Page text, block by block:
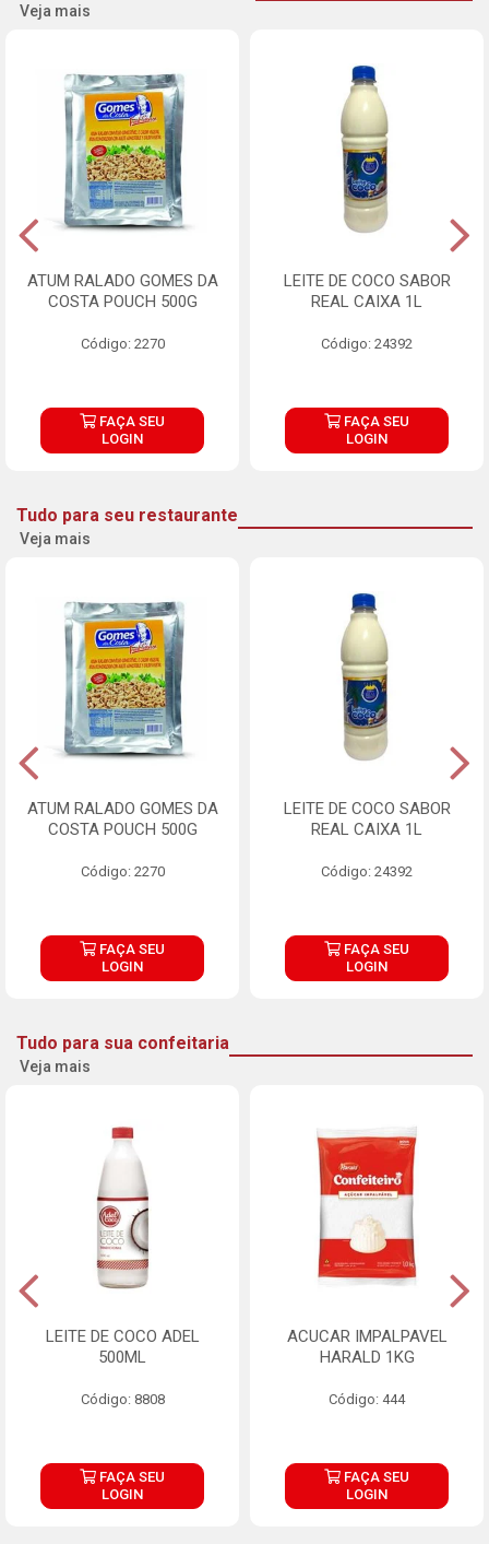
Veja mais
ATUM RALADO GOMES DA
COSTA POUCH 500G
Código: 2270
FAÇA SEU
LOGIN
LEITE DE COCO SABOR
REAL CAIXA 1L
Código: 24392
FAÇA SEU
LOGIN
Tudo para seu restaurante
Veja mais
ATUM RALADO GOMES DA
COSTA POUCH 500G
Código: 2270
FAÇA SEU
LOGIN
LEITE DE COCO SABOR
REAL CAIXA 1L
Código: 24392
FAÇA SEU
LOGIN
Tudo para sua confeitaria
Veja mais
LEITE DE COCO ADEL
500ML
Código: 8808
FAÇA SEU
LOGIN
ACUCAR IMPALPAVEL
HARALD 1KG
Código: 444
FAÇA SEU
LOGIN